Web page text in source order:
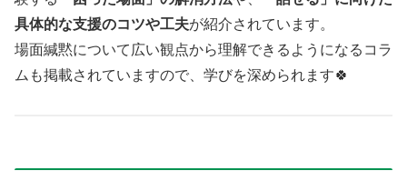
具体的な支援のコツや工夫が紹介されています。
場面緘黙について広い観点から理解できるようになるコラ
ムも掲載されていますので、学びを深められます🍀